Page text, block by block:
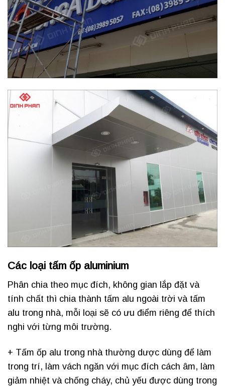
Các loại tấm ốp aluminium
Phân chia theo mục đích, không gian lắp đặt và
tính chất thì chia thành tấm alu ngoài trời và tấm
alu trong nhà, mỗi loại sẽ có ưu điểm riêng để thích
nghi với từng môi trường.
+ Tấm ốp alu trong nhà thường dược dùng để làm
trong trí, làm vách ngăn với mục đích cách âm, làm
giảm nhiệt và chống cháy, chủ yếu được dùng trong